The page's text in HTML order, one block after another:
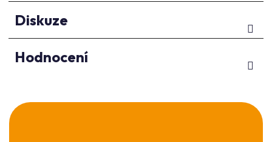
Diskuze
Hodnocení
Z
á